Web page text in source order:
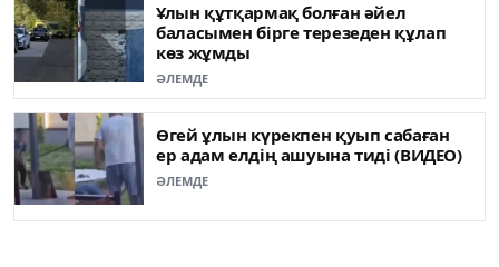
Ұлын құтқармақ болған әйел
баласымен бірге терезеден құлап
көз жұмды
ӘЛЕМДЕ
Өгей ұлын күрекпен қуып сабаған
ер адам елдің ашуына тиді (ВИДЕО)
ӘЛЕМДЕ